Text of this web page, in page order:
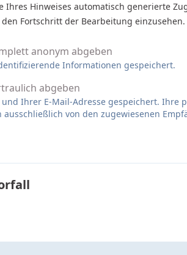
Ihres Hinweises automatisch generierte
Fortschritt der Bearbeitung einzusehen.
anonym abgeben
Informationen gespeichert.
abgeben
Ihrer E-Mail-Adresse gespeichert. Ihre
von den zugewiesenen